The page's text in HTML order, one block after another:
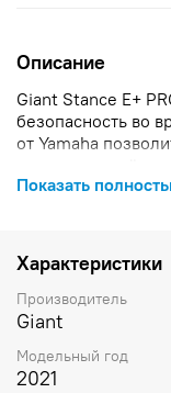
Описание
Giant Stance E+
безопасность во
от Yamaha
,
Показать
Характеристики
Производитель
Giant
Модельный год
2021